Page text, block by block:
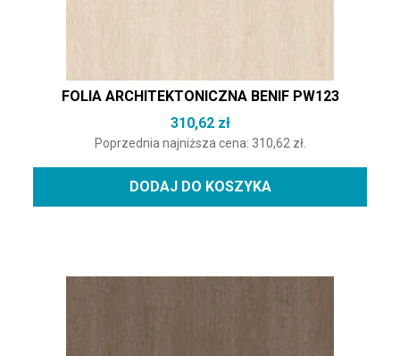
FOLIA ARCHITEKTONICZNA BENIF PW123
310,62 zł
Poprzednia najniższa cena: 310,62 zł.
DODAJ DO KOSZYKA